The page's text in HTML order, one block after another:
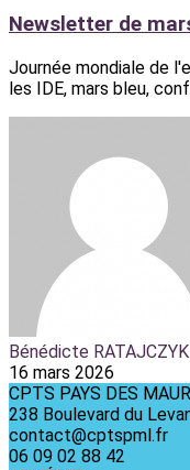
Newsletter de
Journée mondiale de
les IDE, mars bleu,
Bénédicte RATAJCZYK
16 mars 2026
CPTS PAYS DES
238 Boulevard du
contact@cptspml.fr
06 09 02 88 42